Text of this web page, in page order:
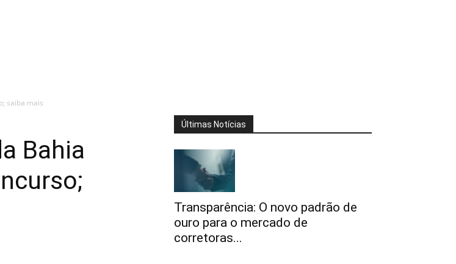
saiba mais
Bahia
Últimas Notícias
Transparência: O novo padrão de
ouro para o mercado de
corretoras...